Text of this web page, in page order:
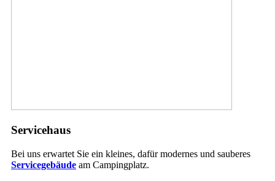
Servicehaus
Bei uns erwartet Sie ein kleines, dafür modernes und sauberes
Servicegebäude am Campingplatz.